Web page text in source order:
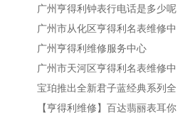
广州亨得利钟表行电话是多少呢
广州市从化区亨得利名表维修中
广州亨得利维修服务中心
广州市天河区亨得利名表维修中
宝珀推出全新君子蓝经典系列全
【亨得利维修】百达翡丽表耳你